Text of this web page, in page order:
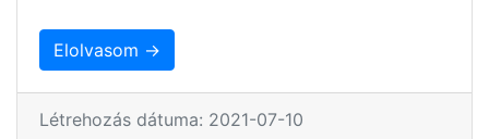
Elolvasom →
Létrehozás dátuma: 2021-07-10